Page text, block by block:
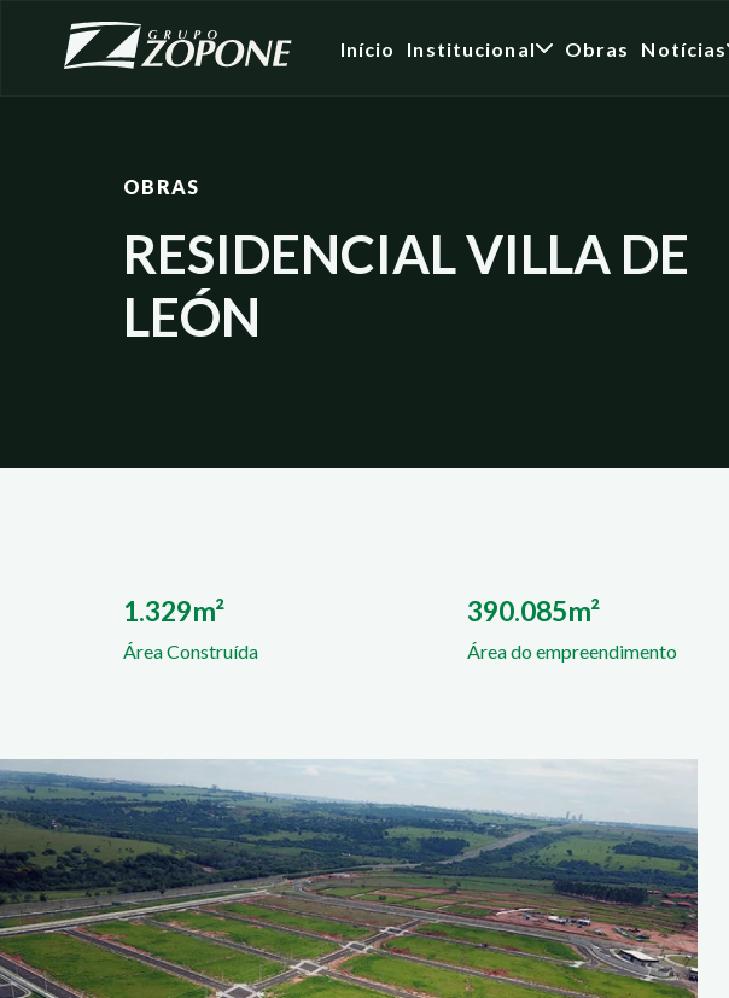
Início Institucional Obras Notícias
OBRAS
RESIDENCIAL VILLA DE
LEÓN
1.329m²
Área Construída
390.085m²
Área do empreendimento